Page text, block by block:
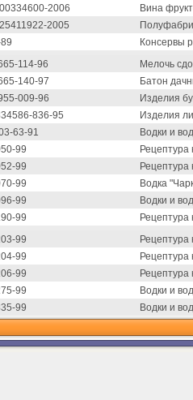
2006
Вина
2005
Консервы
114-96
Мелочь
140-97
Батон
009-96
Изделия
836-95
Изделия
63-91
Водки и
99
Рецептура
99
Рецептура
99
Водка
99
Водки и
99
Рецептура
99
99
Рецептура
99
Рецептура
99
Водки и
99
Водки и